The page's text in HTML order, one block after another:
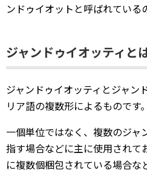
ンドゥイオットと呼ばれている
ジャンドゥイオッティと
ジャンドゥイオッティとジャン
リア語の複数形によるものです。
一個単位ではなく、複数のジャ
指す場合などに主に使用されて
に複数個梱包されている場合な